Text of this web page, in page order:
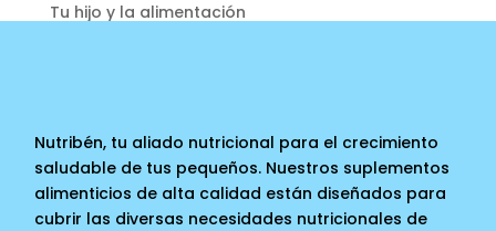
Tu hijo y la alimentación
Nutribén, tu aliado nutricional para el crecimiento
saludable de tus pequeños. Nuestros suplementos
alimenticios de alta calidad están diseñados para
cubrir las diversas necesidades nutricionales de